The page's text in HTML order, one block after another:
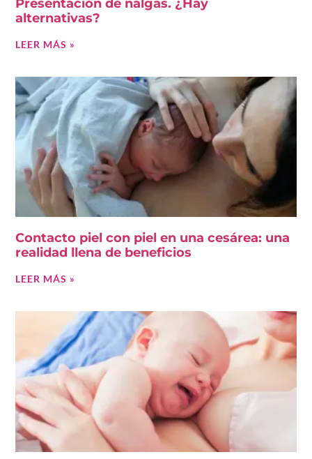
Presentación de nalgas. ¿Hay
alternativas?
LEER MÁS »
Contacto piel con piel en una cesárea: una
realidad llena de beneficios
LEER MÁS »